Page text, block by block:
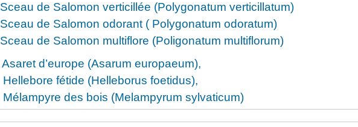
Sceau de Salomon verticillée (Polygonatum verticillatum)
Sceau de Salomon odorant ( Polygonatum odoratum)
Sceau de Salomon multiflore (Poligonatum multiflorum)
Asaret d’europe (Asarum europaeum),
Hellebore fétide (Helleborus foetidus),
Mélampyre des bois (Melampyrum sylvaticum)